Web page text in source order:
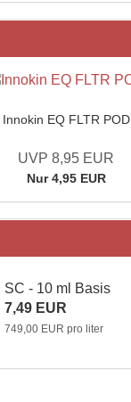
Innokin EQ FLTR POD
UVP 8,95 EUR
Nur 4,95 EUR
SC - 10 ml Basis
7,49 EUR
749,00 EUR pro liter